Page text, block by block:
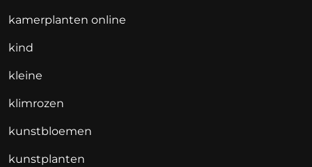
kamerplanten online
kind
kleine
klimrozen
kunstbloemen
kunstplanten